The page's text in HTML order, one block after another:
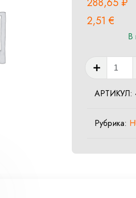
2,51€
В
Количество
товара
CIRCLIP
АРТИКУЛ:
Рубрика: